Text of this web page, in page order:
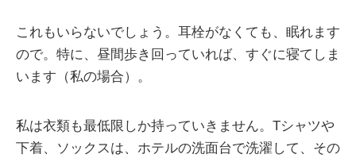
これもいらないでしょう。耳栓がなくても、眠れます
ので。特に、昼間歩き回っていれば、すぐに寝てしま
います（私の場合）。
私は衣類も最低限しか持っていきません。Tシャツや
下着、ソックスは、ホテルの洗面台で洗濯して、その